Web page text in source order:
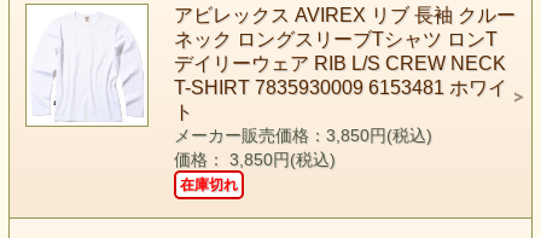
アビレックス AVIREX リブ 長袖 クルー
ネック ロングスリーブTシャツ ロンT
デイリーウェア RIB L/S CREW NECK
T-SHIRT 7835930009 6153481 ホワイ
ト
メーカー販売価格：3,850円(税込)
価格： 3,850円(税込)
在庫切れ